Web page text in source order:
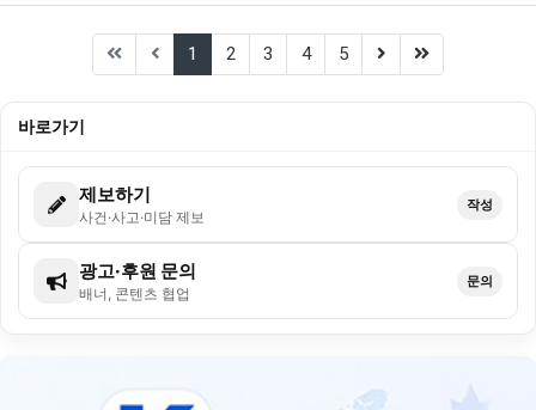
1 (current)
2 3 4 5 (next)(last)
바로가기
제보하기
사건·사고·미담 제보
작성
광고·후원 문의
배너, 콘텐츠 협업
문의